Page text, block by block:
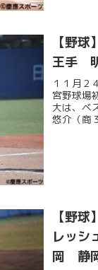
【野
王手
１１月
宮野球場
大は、ベ
悠介（商
【野
レッシ
岡 静